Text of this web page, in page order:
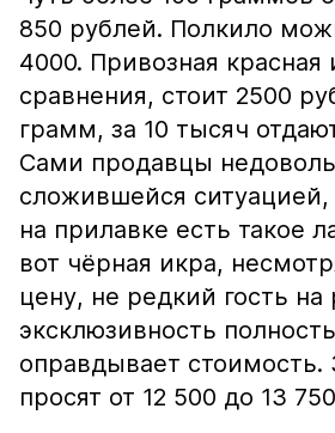
850 рублей. Полкило
4000. Привозная красная
сравнения, стоит 2500
грамм, за 10 тысяч
Сами продавцы
сложившейся ситуацией,
на прилавке есть такое
вот чёрная икра,
цену, не редкий гость на
эксклюзивность
оправдывает стоимость.
просят от 12 500 до 13